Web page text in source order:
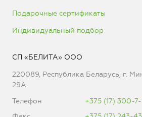
Подарочные сертификаты
Индивидуальный подбор
СП «БЕЛИТА» ООО
220089, Республика Беларусь, г.
29А
Телефон
+375 (17) 300-